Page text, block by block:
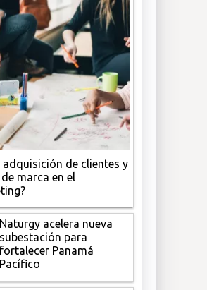
de clientes y
marca en el
Naturgy acelera nueva
subestación para
fortalecer Panamá
Pacífico